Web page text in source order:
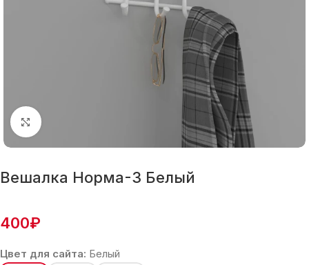
Нажмите, чтобы увеличить
Вешалка Норма-3 Белый
400₽
Цвет для сайта: Белый